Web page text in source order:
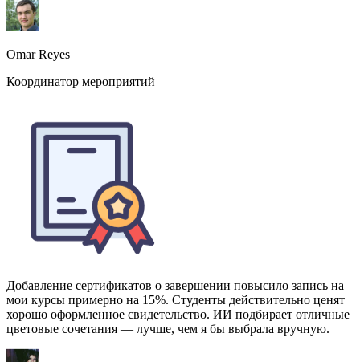
Добавление сертификатов о завершении повысило запись на
мои курсы примерно на 15%. Студенты действительно ценят
хорошо оформленное свидетельство. ИИ подбирает отличные
цветовые сочетания — лучше, чем я бы выбрала вручную.
Zainab Hussain
Создатель онлайн-курсов